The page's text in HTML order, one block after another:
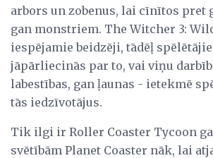
arbors un zobenus, lai cīnītos pret
gan monstriem. The Witcher 3:
iespējamie beidzēji, tādēļ
jāpārliecinās par to, vai viņu
labestības, gan ļaunas - ietekmē
tās iedzīvotājus.
Tik ilgi ir Roller Coaster Tycoon
svētībām Planet Coaster nāk, lai